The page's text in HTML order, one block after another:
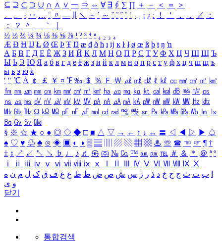
⊆ ⊇ ⊂ ⊃ ∪ ∩ ∧ ∨ ￢ ⇒ ⇔ ∀ ∃ ∮ ∑ ∏ ＋ － ＜ ＝
＞
、
。 · ‥ … ¨ 〃 ― ＼ ∼ ´ ～ ˇ ˘ ˝ ˚ ˙ ¸ ¡ ¿ ː ！ ＇ ， ． ／
：
；
？ ＾ ｀
½ ⅓ ⅔ ¼ ¾ ⅛ ⅜ ⅝ ⅞ ¹ ² ³ ⁴ ⁿ ₁ ₂ ₃ ₄
Æ Ð Ħ Ĳ Ł Ø Œ Þ Ŧ Ŋ æ đ ð ħ ı ĳ ĸ ŀ ł ø œ ß þ ŧ ŋ ŉ
А Б В Г Д Е Ё Ж З И Й К Л М Н О П Р С Т У Ф Х Ц Ч Ш Щ Ъ
Ы Ь Э Ю Я а б в г д е ё ж з и й к л м н о п р с т у ф х ц ч ш щ ъ
ы ь э ю я
′ ″ ℃ Å ￠ ￡ ￥ ¤ ℉ ‰ ＄ ％ Ｆ ￦ ㎕ ㎖ ㎗ ℓ ㎘ ㏄ ㎣ ㎤ ㎥ ㎦
㎙ ㎚ ㎛ ㎜ ㎝ ㎞ ㎟ ㎠ ㎡ ㎢ ㏊ ㎍ ㎎ ㎏ ㏏ ㎈ ㎉ ㏈ ㎧ ㎨ ㎰
㎱ ㎲ ㎳ ㎴ ㎵ ㎶ ㎷ ㎸ ㎹ ㎀ ㎁ ㎂ ㎃ ㎄ ㎺ ㎻ ㎽ ㎾ ㎿ ㎐ ㎑
㎒ ㎓ ㎔ Ω ㏀ ㏁ ㎊ ㎋ ㎌ ㏖ ㏅ ㎭ ㎮ ㎯ ㏛ ㎩ ㎪ ㎫ ㎬ ㏝ ㏐
㏓
㏃ ㏉ ㏜ ㏆
§ ※ ☆ ★ ○ ● ◎ ◇ ◆ □ ■ △ ▽ → ← ↑ ↓ ↔ 〓 ◁ ◀ ▷ ▶ ♤
♠ ♡ ♥ ♧ ♣ ⊙ ◈ ▣ ◐ ◑ ▒ ▤ ▨ ▧ ▦ ▩ ♨ ☏ ☎ ☜ ☞ ¶ †
‡ ↕ ↗ ↙ ↖ ↘ ♭ ♩ ♪ ♬ ㉿ ㈜ № ㏇ ™ ㏂ ㏘ ℡ ＃ ＆ ＊ ＠ ª º
ⅰ
ⅱ ⅲ ⅳ ⅴ ⅵ ⅶ ⅷ ⅸ ⅹ Ⅳ Ⅴ Ⅵ Ⅶ Ⅷ Ⅸ Ⅹ
ب ت ث ج ح خ د ذ ر ز س ش ص ض ط ظ ع غ ف ق ک ل م ن ه
و ی
닫기
통합검색